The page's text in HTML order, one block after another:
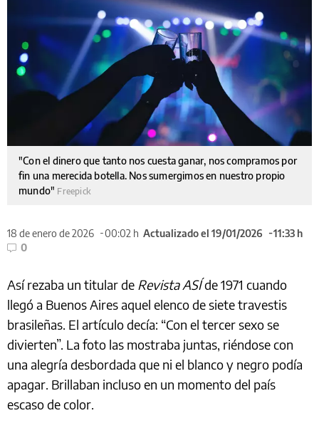
"Con el dinero que tanto nos cuesta ganar, nos compramos por
fin una merecida botella. Nos sumergimos en nuestro propio
mundo" Freepick
18 de enero de 2026 00:02 h Actualizado el 19/01/2026
11:33 h
0
Así rezaba un titular de Revista ASÍde 1971 cuando
llegó a Buenos Aires aquel elenco de siete travestis
brasileñas. El artículo decía: “Con el tercer sexo se
divierten”. La foto las mostraba juntas, riéndose con
una alegría desbordada que ni el blanco y negro podía
apagar. Brillaban incluso en un momento del país
escaso de color.